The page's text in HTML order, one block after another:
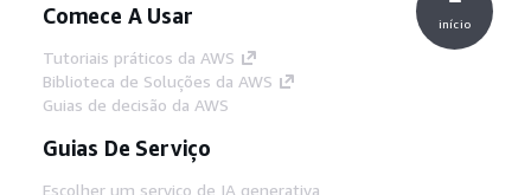
Comece A Usar
Tutoriais práticos da AWS
Biblioteca de Soluções da AWS
Guias de decisão da AWS
Guias De Serviço
Escolher um serviço de IA generativa
início